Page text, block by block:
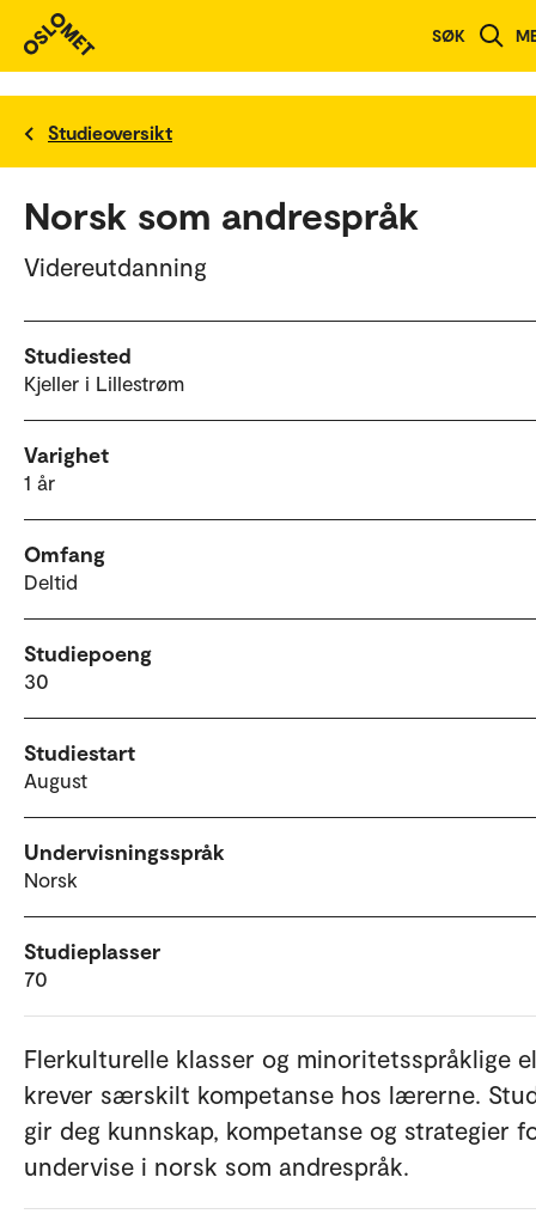
SØK
Studieoversikt
Norsk som andrespråk
Videreutdanning
Studiested
Kjeller i Lillestrøm
Varighet
1 år
Omfang
Deltid
Studiepoeng
30
Studiestart
August
Undervisningsspråk
Norsk
Studieplasser
70
Flerkulturelle klasser og minoritetsspråklige
krever særskilt kompetanse hos lærerne.
gir deg kunnskap, kompetanse og strategier
undervise i norsk som andrespråk.